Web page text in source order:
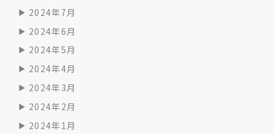
2024年7月
2024年6月
2024年5月
2024年4月
2024年3月
2024年2月
2024年1月